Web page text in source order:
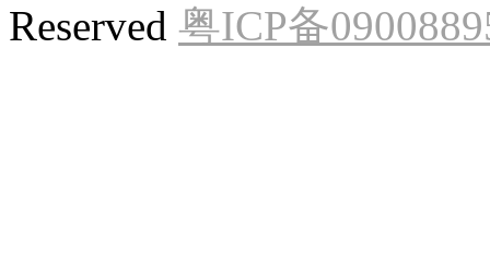
Reserved 粤ICP备